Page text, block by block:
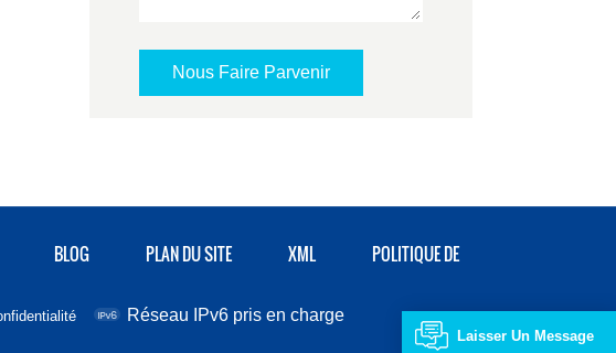
BLOG PLAN DU SITE XML
POLITIQUE DE
Réseau IPv6 pris en charge
Laisser Un Message